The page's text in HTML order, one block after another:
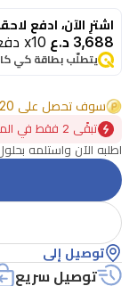
اشترِ الآن، ادفع
3,688 د.ع x10 دفعات
يتطلّب بطاقة كي
سوف تحصل على 20 نقاط عند شراءك هذا المنتج
تبقًى 2 فقط في المخزون
اطلبه الآن واستلمه
توصيل إلى
توصيل سريع